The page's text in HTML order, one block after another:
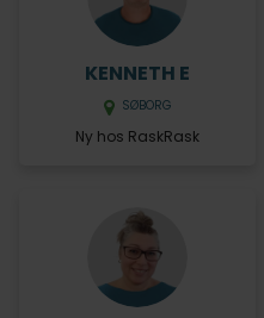
KENNETH E
SØBORG
Ny hos RaskRask